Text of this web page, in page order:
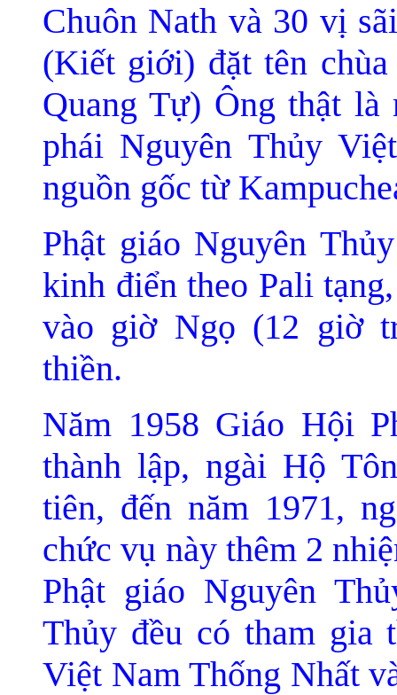
Chuôn Nath và 30 vị
(Kiết giới) đặt tên chùa
Quang Tự) Ông thật
phái Nguyên Thủy
nguồn gốc từ
Phật giáo Nguyên
kinh điển theo Pali
vào giờ Ngọ (12 giờ
thiền.
Năm 1958 Giáo Hội
thành lập, ngài Hộ
tiên, đến năm 1971,
chức vụ này thêm 2
Phật giáo Nguyên
Thủy đều có tham gia
Việt Nam Thống Nhất